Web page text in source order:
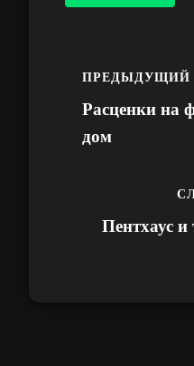
ПРЕДЫДУЩИЙ
Расценки на
дом
Пентхаус